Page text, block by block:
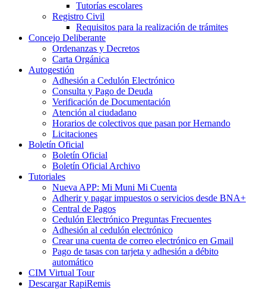
Tutorías escolares
Registro Civil
Requisitos para la realización de trámites
Concejo Deliberante
Ordenanzas y Decretos
Carta Orgánica
Autogestión
Adhesión a Cedulón Electrónico
Consulta y Pago de Deuda
Verificación de Documentación
Atención al ciudadano
Horarios de colectivos que pasan por Hernando
Licitaciones
Boletín Oficial
Boletín Oficial
Boletín Oficial Archivo
Tutoriales
Nueva APP: Mi Muni Mi Cuenta
Adherir y pagar impuestos o servicios desde BNA+
Central de Pagos
Cedulón Electrónico Preguntas Frecuentes
Adhesión al cedulón electrónico
Crear una cuenta de correo electrónico en Gmail
Pago de tasas con tarjeta y adhesión a débito
automático
CIM Virtual Tour
Descargar RapiRemis